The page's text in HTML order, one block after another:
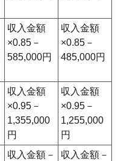
収入金額
×0.85－
585,000円
収入金額
×0.85－
485,000円
収入金額
×0.95－
1,355,000
円
収入金額
×0.95－
1,255,000
円
収入金額－
収入金額－